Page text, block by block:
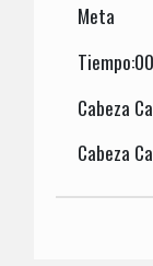
Meta
Cabeza
Cabeza